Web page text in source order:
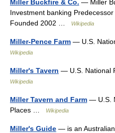
Miller Buckfire & Co. — Miller
Investment banking
Founded 2002 …
Wikipedia
Miller-Pence Farm — U.S.
Wikipedia
Miller's Tavern — U.S. National
Wikipedia
Miller Tavern and Farm — U.S.
Places …
Wikipedia
Miller's Guide — is an